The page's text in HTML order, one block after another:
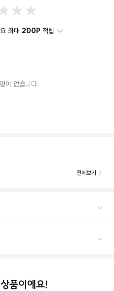
요 최대 200P 적립
이 없습니다.
전체보기
품이에요!